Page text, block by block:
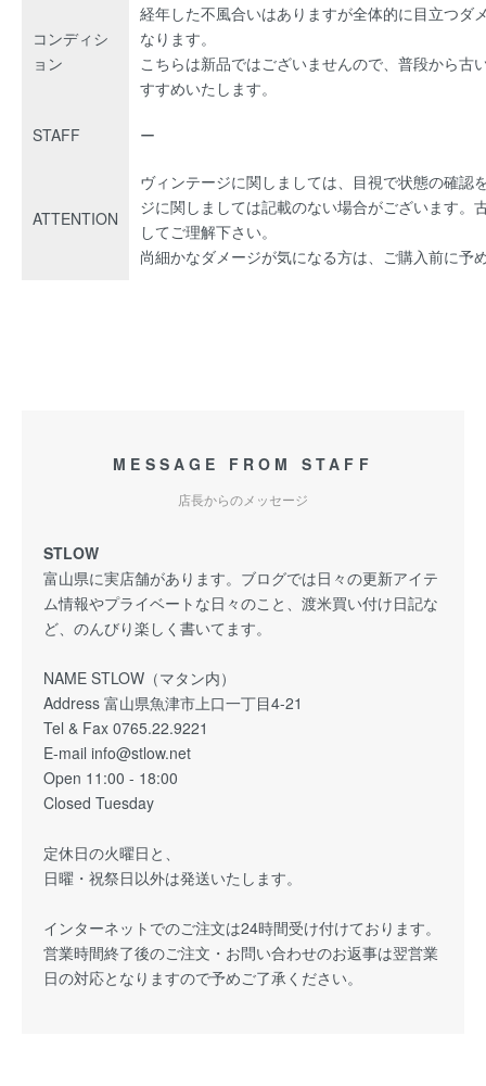
コンディシ
ョン
経年した不風合いはありますが全体的に目立つダ
なります。
こちらは新品ではございませんので、普段から古
すすめいたします。
STAFF ー
ATTENTION
ヴィンテージに関しましては、目視で状態の確認
ジに関しましては記載のない場合がございます。
してご理解下さい。
尚細かなダメージが気になる方は、ご購入前に予
MESSAGE FROM STAFF
店長からのメッセージ
STLOW
富山県に実店舗があります。ブログでは日々の更新アイテ
ム情報やプライベートな日々のこと、渡米買い付け日記な
ど、のんびり楽しく書いてます。
NAME STLOW（マタン内）
Address 富山県魚津市上口一丁目4-21
Tel & Fax 0765.22.9221
E-mail info@stlow.net
Open 11:00 - 18:00
Closed Tuesday
定休日の火曜日と、
日曜・祝祭日以外は発送いたします。
インターネットでのご注文は24時間受け付けております。
営業時間終了後のご注文・お問い合わせのお返事は翌営業
日の対応となりますので予めご了承ください。